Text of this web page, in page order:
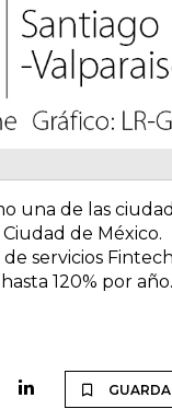
una de las
de México.
servicios
120% por año.